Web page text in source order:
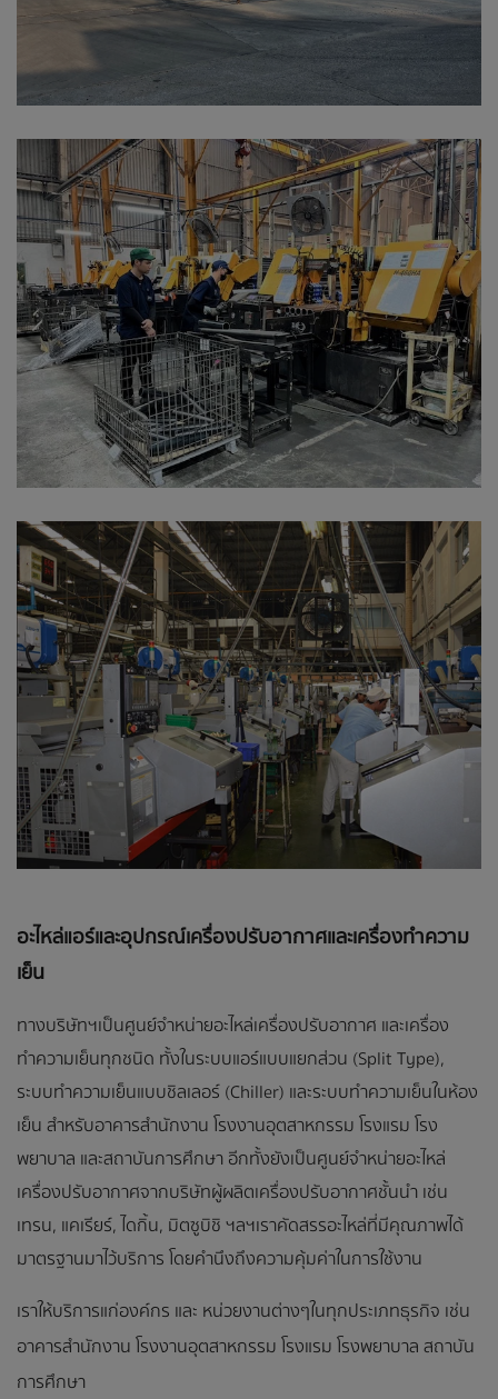
อะไหล่แอร์และอุปกรณ์เครื่องปรับอากาศและเครื่องทำความ
เย็น
ทางบริษัทฯเป็นศูนย์จำหน่ายอะไหล่เครื่องปรับอากาศ และเครื่อง
ทำความเย็นทุกชนิด ทั้งในระบบแอร์แบบแยกส่วน (Split Type),
ระบบทำความเย็นแบบชิลเลอร์ (Chiller) และระบบทำความเย็นในห้อง
เย็น สำหรับอาคารสำนักงาน โรงงานอุตสาหกรรม โรงแรม โรง
พยาบาล และสถาบันการศึกษา อีกทั้งยังเป็นศูนย์จำหน่ายอะไหล่
เครื่องปรับอากาศจากบริษัทผู้ผลิตเครื่องปรับอากาศชั้นนำ เช่น
เทรน, แคเรียร์, ไดกิ้น, มิตซูบิชิ ฯลฯ เราคัดสรรอะไหล่ที่มีคุณภาพได้
มาตรฐานมาไว้บริการ โดยคำนึงถึงความคุ้มค่าในการใช้งาน
เราให้บริการแก่องค์กร และ หน่วยงานต่างๆในทุกประเภทธุรกิจ เช่น
อาคารสำนักงาน โรงงานอุตสาหกรรม โรงแรม โรงพยาบาล สถาบัน
การศึกษา